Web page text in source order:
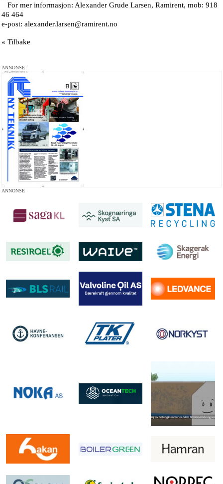
For mer informasjon: Alexander Grude Larsen, Ramirent, mob: 918
46 464
e-post: alexander.larsen@ramirent.no
« Tilbake
ANNONSE
ANNONSE